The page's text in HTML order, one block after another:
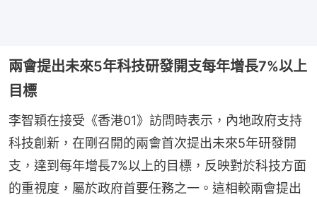
兩會提出未來5年科技研發開支每年增長7%以上
目標
李智穎在接受《香港01》訪問時表示，內地政府支持
科技創新，在剛召開的兩會首次提出未來5年研發開
支，達到每年增長7%以上的目標，反映對於科技方面
的重視度，屬於政府首要任務之一。這相較兩會提出